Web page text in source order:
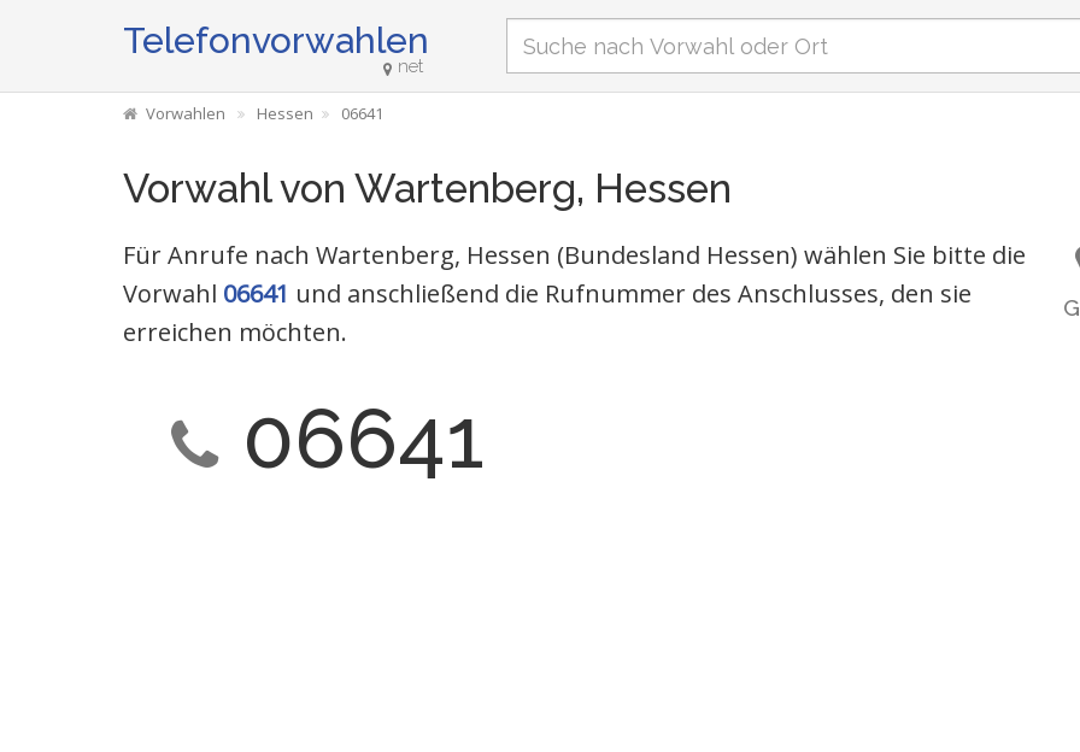
Telefonvorwahlen
net
Vorwahlen Hessen 06641
Vorwahl von Wartenberg, Hessen
Für Anrufe nach Wartenberg, Hessen (Bundesland Hessen) wählen Sie bitte die
Vorwahl 06641 und anschließend die Rufnummer des Anschlusses, den sie
erreichen möchten.
06641